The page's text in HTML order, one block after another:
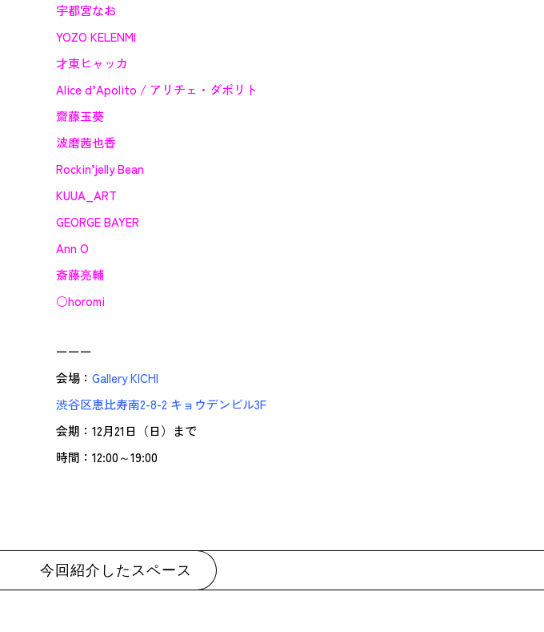
宇都宮なお
YOZO KELENMI
才東ヒャッカ
Alice d’Apolito / アリチェ・ダポリト
齋藤玉葵
波磨茜也香
Rockin’jelly Bean
KUUA_ART
GEORGE BAYER
Ann O
斎藤亮輔
○horomi
ーーー
会場： Gallery KICHI
渋谷区恵比寿南2-8-2 キョウデンビル3F
会期：12月21日（日）まで
時間：12:00～19:00
今回紹介したスペース